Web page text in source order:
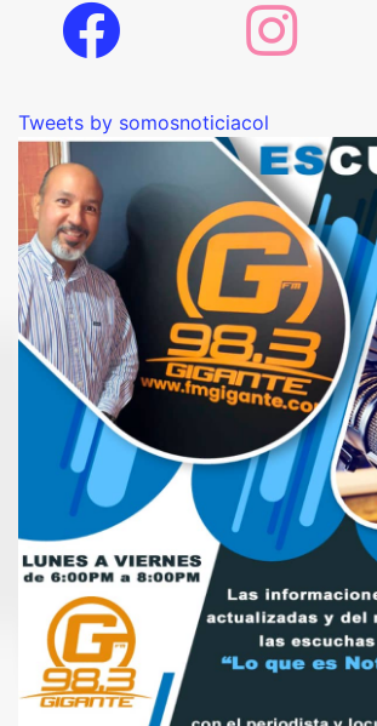
Tweets by somosnoticiacol